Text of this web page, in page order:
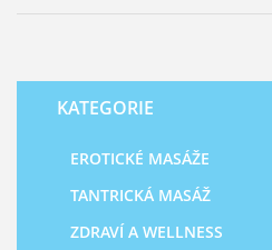
KATEGORIE
EROTICKÉ MASÁŽE
TANTRICKÁ MASÁŽ
ZDRAVÍ A WELLNESS